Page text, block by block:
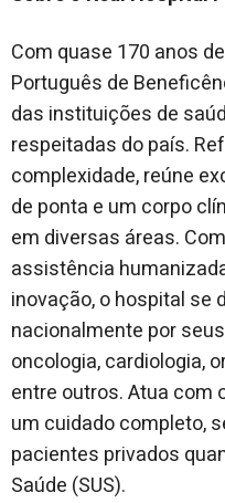
Com quase 170 anos
Português de
das instituições de
respeitadas do país.
complexidade, reúne
de ponta e um corpo
em diversas áreas.
assistência
inovação, o hospital se
nacionalmente por
oncologia, cardiologia,
entre outros. Atua com
um cuidado completo,
pacientes privados
Saúde (SUS).